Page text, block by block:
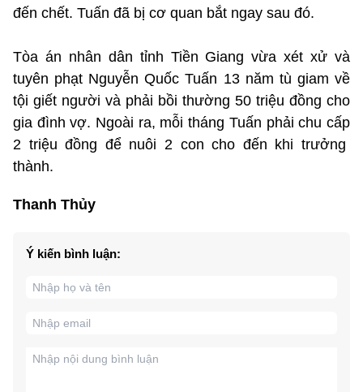
đến chết. Tuấn đã bị cơ quan bắt ngay sau đó.
Tòa án nhân dân tỉnh Tiền Giang vừa xét xử và
tuyên phạt Nguyễn Quốc Tuấn 13 năm tù giam về
tội giết người và phải bồi thường 50 triệu đồng cho
gia đình vợ. Ngoài ra, mỗi tháng Tuấn phải chu cấp
2 triệu đồng để nuôi 2 con cho đến khi trưởng
thành.
Thanh Thủy
Ý kiến bình luận: